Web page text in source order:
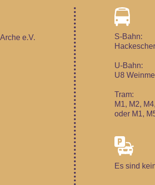
e.V.
S-Bahn:
U-Bahn:
U8
Tram:
M1, M2,
oder M1,
Es sind